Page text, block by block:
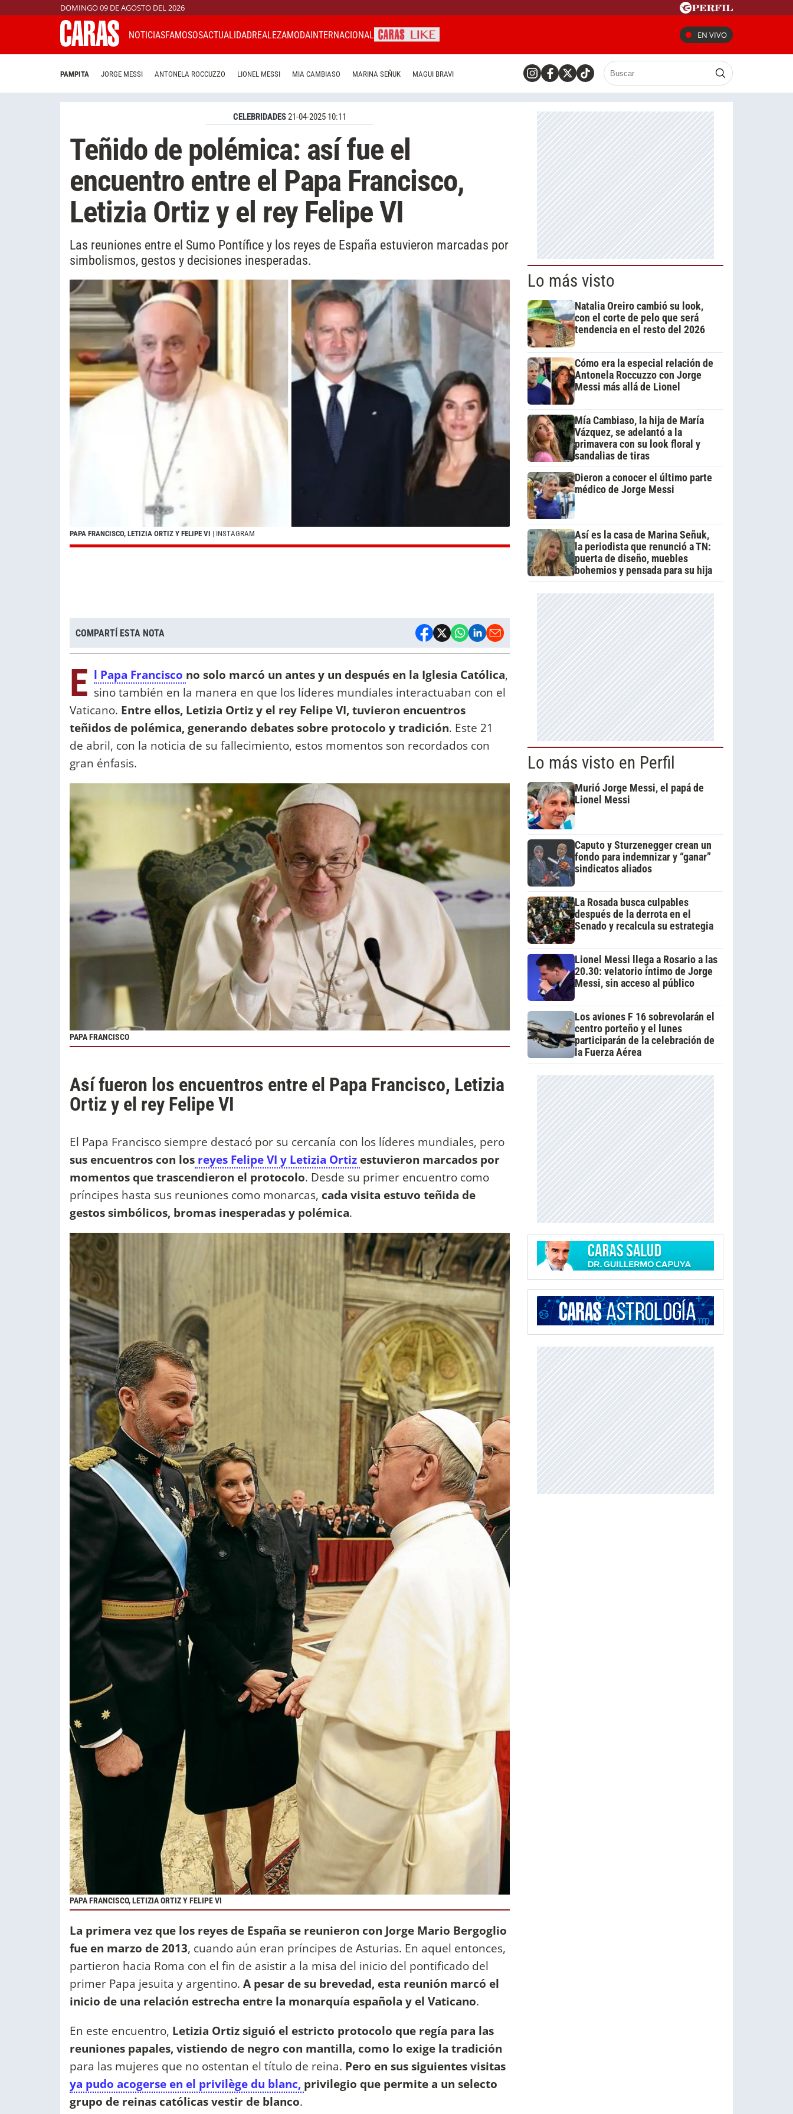
DOMINGO 09 DE AGOSTO DEL 2026
NOTICIASFAMOSOSACTUALIDADREALEZAMODAINTERNACIONAL EN VIVO
PAMPITA JORGE MESSI ANTONELA ROCCUZZO LIONEL MESSI MIA CAMBIASO MARINA SEÑUK MAGUI BRAVI
CELEBRIDADES21-04-2025 10:11
Teñido de polémica: así fue el
encuentro entre el Papa Francisco,
Letizia Ortiz y el rey Felipe VI
Las reuniones entre el Sumo Pontífice y los reyes de España estuvieron marcadas por
simbolismos, gestos y decisiones inesperadas.
PAPA FRANCISCO, LETIZIA ORTIZ Y FELIPE VI | INSTAGRAM
COMPARTÍ ESTA NOTA
E l Papa Francisco no solo marcó un antes y un después en la Iglesia Católica,
sino también en la manera en que los líderes mundiales interactuaban con el
Vaticano. Entre ellos, Letizia Ortiz y el rey Felipe VI, tuvieron encuentros
teñidos de polémica, generando debates sobre protocolo y tradición. Este 21
de abril, con la noticia de su fallecimiento, estos momentos son recordados con
gran énfasis.
PAPA FRANCISCO
Así fueron los encuentros entre el Papa Francisco, Letizia
Ortiz y el rey Felipe VI
El Papa Francisco siempre destacó por su cercanía con los líderes mundiales, pero
sus encuentros con los reyes Felipe VI y Letizia Ortiz estuvieron marcados por
momentos que trascendieron el protocolo. Desde su primer encuentro como
príncipes hasta sus reuniones como monarcas, cada visita estuvo teñida de
gestos simbólicos, bromas inesperadas y polémica.
PAPA FRANCISCO, LETIZIA ORTIZ Y FELIPE VI
La primera vez que los reyes de España se reunieron con Jorge Mario Bergoglio
fue en marzo de 2013, cuando aún eran príncipes de Asturias. En aquel entonces,
partieron hacia Roma con el fin de asistir a la misa del inicio del pontificado del
primer Papa jesuita y argentino. A pesar de su brevedad, esta reunión marcó el
inicio de una relación estrecha entre la monarquía española y el Vaticano.
En este encuentro, Letizia Ortiz siguió el estricto protocolo que regía para las
reuniones papales, vistiendo de negro con mantilla, como lo exige la tradición
para las mujeres que no ostentan el título de reina. Pero en sus siguientes visitas
ya pudo acogerse en el privilège du blanc, privilegio que permite a un selecto
grupo de reinas católicas vestir de blanco.
Lo más visto
Natalia Oreiro cambió su look,
con el corte de pelo que será
tendencia en el resto del 2026
Cómo era la especial relación de
Antonela Roccuzzo con Jorge
Messi más allá de Lionel
Mía Cambiaso, la hija de María
Vázquez, se adelantó a la
primavera con su look floral y
sandalias de tiras
Dieron a conocer el último parte
médico de Jorge Messi
Así es la casa de Marina Señuk,
la periodista que renunció a TN:
puerta de diseño, muebles
bohemios y pensada para su hija
Lo más visto en Perfil
Murió Jorge Messi, el papá de
Lionel Messi
Caputo y Sturzenegger crean un
fondo para indemnizar y “ganar”
sindicatos aliados
La Rosada busca culpables
después de la derrota en el
Senado y recalcula su estrategia
Lionel Messi llega a Rosario a las
20.30: velatorio íntimo de Jorge
Messi, sin acceso al público
Los aviones F 16 sobrevolarán el
centro porteño y el lunes
participarán de la celebración de
la Fuerza Aérea